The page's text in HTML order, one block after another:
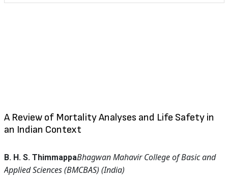
A Review of Mortality Analyses and Life Safety in
an Indian Context
B. H. S. ThimmappaBhagwan Mahavir College of Basic and
Applied Sciences (BMCBAS) (India)